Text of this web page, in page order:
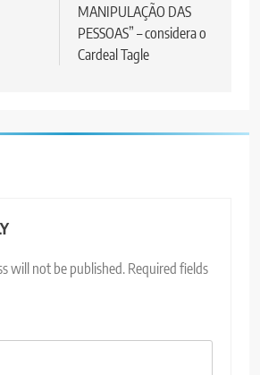
MANIPULAÇÃO DAS
PESSOAS” – considera o
Cardeal Tagle
will not be published. Required fields